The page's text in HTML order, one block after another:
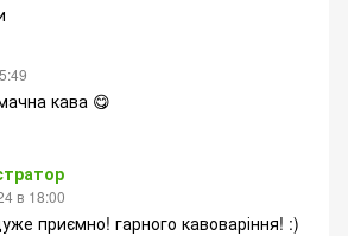
кава 😋
в 18:00
приємно! гарного кавоваріння! :)